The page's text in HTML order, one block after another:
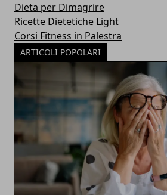
Dieta per Dimagrire
Ricette Dietetiche Light
Corsi Fitness in Palestra
ARTICOLI POPOLARI